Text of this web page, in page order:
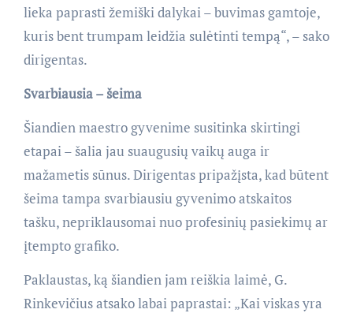
lieka paprasti žemiški dalykai – buvimas gamtoje,
kuris bent trumpam leidžia sulėtinti tempą“, – sako
dirigentas.
Svarbiausia – šeima
Šiandien maestro gyvenime susitinka skirtingi
etapai – šalia jau suaugusių vaikų auga ir
mažametis sūnus. Dirigentas pripažįsta, kad būtent
šeima tampa svarbiausiu gyvenimo atskaitos
tašku, nepriklausomai nuo profesinių pasiekimų ar
įtempto grafiko.
Paklaustas, ką šiandien jam reiškia laimė, G.
Rinkevičius atsako labai paprastai: „Kai viskas yra